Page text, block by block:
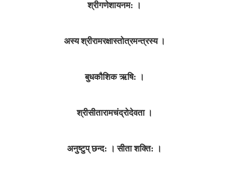
श्रीगणेशायनम: ।
अस्य श्रीरामरक्षास्तोत्रमन्त्रस्य ।
बुधकौशिक ऋषि: ।
श्रीसीतारामचंद्रोदेवता ।
अनुष्टुप्‌ छन्द: । सीता शक्ति: ।